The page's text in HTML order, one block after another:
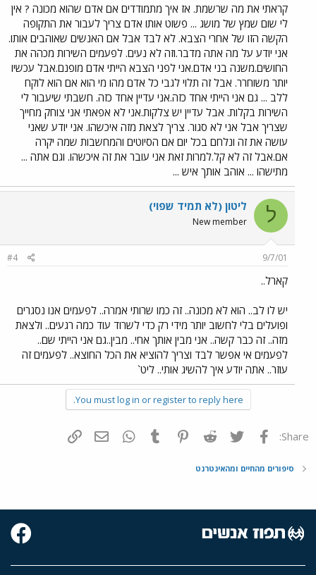
קראתי את מה שרשמת. אז איך מתמודדים אם אדם שהוא מכונה ? אין
לי שום שמץ של מושג ... פשוט אותו אדם צריך לעבור את התקופה
הקשה הזו של אחרי הצבא. לא לבד אבל אם האנשים שאוהבים אותו.
אני יודע על מה אתה מדבר.וזה לא נעים. לפעמים השירות מכהה את
החושים.משנה בני אדם.אני לפני הצבא הייתי אדם מופנם.אבל עכשיו
יותר משוחרר. אבל זה תלוי לגבי כל אדם מהו מי הוא אם הוא לוקח
ללב ... גם אני הייתי אחד כזה.אני עדיין אחד כזה. חשבתי שיעבור לי
השירות בקלות. אבל עדיין יש צלקות.אני לא אפאתי אני צוחק מחייך
שצריך אבל אני לא סגור. צריך לצאת מזה איכשהו. אני יודע שאני
עושה את זה ונלחם בכל יום אם הסיוטים והמחשבות שמה יקרה
אם.אבל זה לא קל.למרות זאת אני עובר את זה איכשהו. וגם אתה ...
מתישהו ... אוהב אותך איש ...
ל ליטון (לא תמיד שפוי)
New member
9/7/01
#4
קארל..
יש לו לב.. הוא לא מכונה.. זה כמו שרותי אמרה.. לפעמים אנו נסגרים
ופועלים בלי לחשוב יותר מידי רק כדי לשרוד עוד כמה רגעים.. ולצאת
מזה.. זה כבר קשה.. אני מבין אותך אחי.. מבין..גם אני הייתי שם..
לפעמים אי אפשר לבד וצריך להוציא את הכל החוצא.. לפעמים זה
עוזר.. אתה יודע איך להשיג אותי.. ליט`
You must log in or register to reply here.
Share: פייסבוק Twitter
Reddit
Pinterest
Tumblr
WhatsAppדואר אלקטרוני
סיפורים מהחיים ומהאינטרנט